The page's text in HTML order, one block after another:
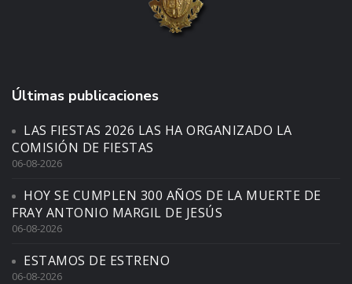
Últimas publicaciones
LAS FIESTAS 2026 LAS HA ORGANIZADO LA
COMISIÓN DE FIESTAS
06-08-2026
HOY SE CUMPLEN 300 AÑOS DE LA MUERTE DE
FRAY ANTONIO MARGIL DE JESÚS
06-08-2026
ESTAMOS DE ESTRENO
06-08-2026